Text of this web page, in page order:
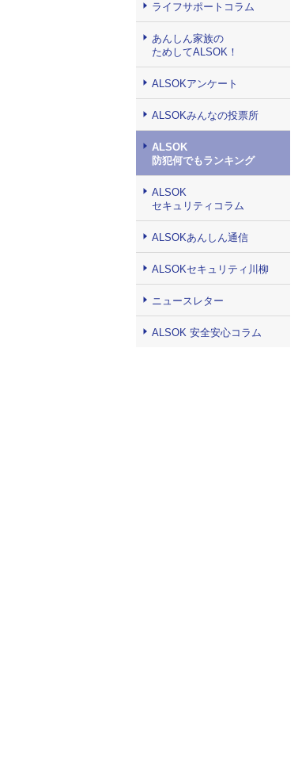
ライフサポートコラム
あんしん家族の
ためしてALSOK！
ALSOKアンケート
ALSOKみんなの投票所
ALSOK
防犯何でもランキング
ALSOK
セキュリティコラム
ALSOKあんしん通信
ALSOKセキュリティ川柳
ニュースレター
ALSOK 安全安心コラム